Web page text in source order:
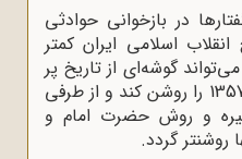
در بازخوانی حوادثی
اسلامی ایران کمتر
گوشه‌ای از تاریخ پر
حادثه بین سال‌های 1340 تا 1357 را روشن کند و از طرفی
و روش حضرت امام و
روشنتر گردد.